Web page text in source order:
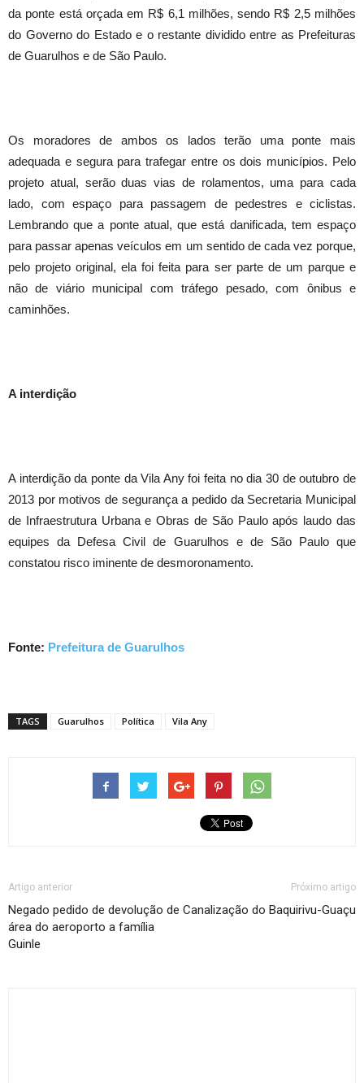
da ponte está orçada em R$ 6,1 milhões, sendo R$ 2,5 milhões
do Governo do Estado e o restante dividido entre as Prefeituras
de Guarulhos e de São Paulo.
Os moradores de ambos os lados terão uma ponte mais
adequada e segura para trafegar entre os dois municípios. Pelo
projeto atual, serão duas vias de rolamentos, uma para cada
lado, com espaço para passagem de pedestres e ciclistas.
Lembrando que a ponte atual, que está danificada, tem espaço
para passar apenas veículos em um sentido de cada vez porque,
pelo projeto original, ela foi feita para ser parte de um parque e
não de viário municipal com tráfego pesado, com ônibus e
caminhões.
A interdição
A interdição da ponte da Vila Any foi feita no dia 30 de outubro de
2013 por motivos de segurança a pedido da Secretaria Municipal
de Infraestrutura Urbana e Obras de São Paulo após laudo das
equipes da Defesa Civil de Guarulhos e de São Paulo que
constatou risco iminente de desmoronamento.
Fonte: Prefeitura de Guarulhos
TAGS Guarulhos Política Vila Any
Artigo anterior
Negado pedido de devolução de
área do aeroporto a família
Guinle
Próximo artigo
Canalização do Baquirivu-Guaçu